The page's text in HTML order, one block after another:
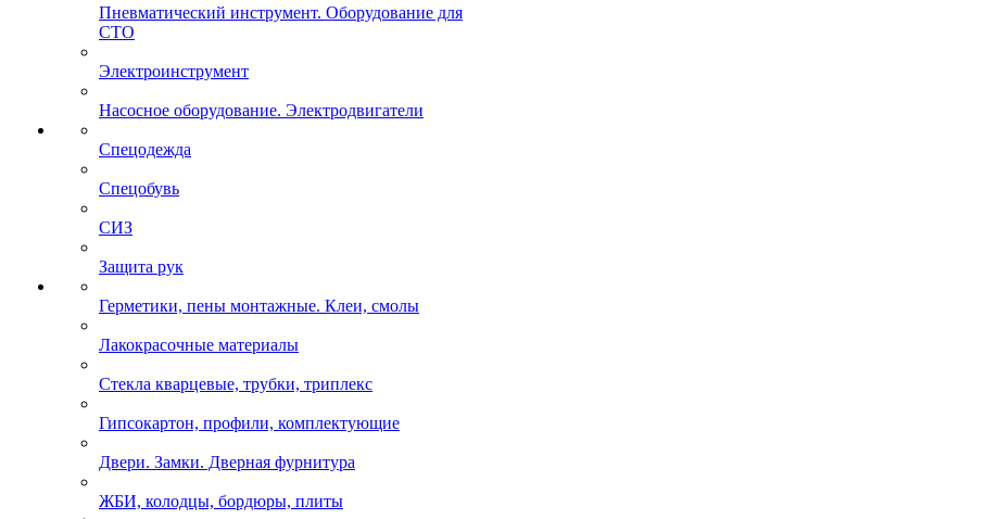
Пневматический инструмент. Оборудование для
СТО
Электроинструмент
Насосное оборудование. Электродвигатели
Спецодежда
Спецобувь
СИЗ
Защита рук
Герметики, пены монтажные. Клеи, смолы
Лакокрасочные материалы
Стекла кварцевые, трубки, триплекс
Гипсокартон, профили, комплектующие
Двери. Замки. Дверная фурнитура
ЖБИ, колодцы, бордюры, плиты